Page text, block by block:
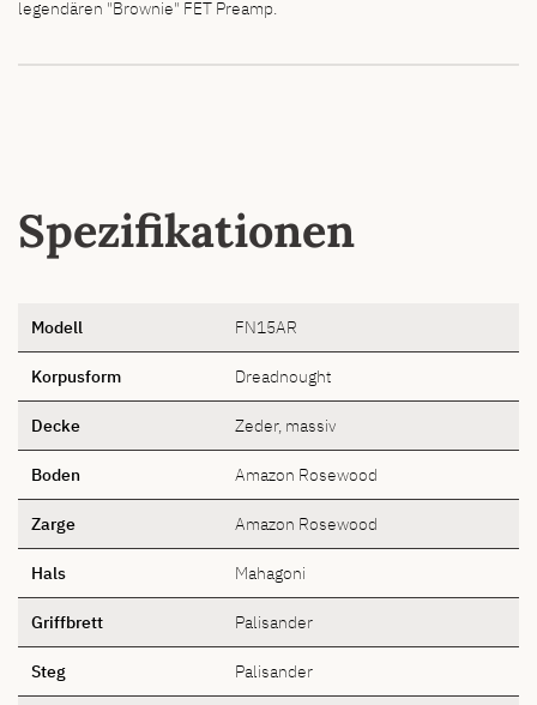
legendären "Brownie" FET Preamp.
Spezifikationen
Modell FN15AR
Korpusform Dreadnought
Decke Zeder, massiv
Boden Amazon Rosewood
Zarge Amazon Rosewood
Hals Mahagoni
Griffbrett Palisander
Steg Palisander